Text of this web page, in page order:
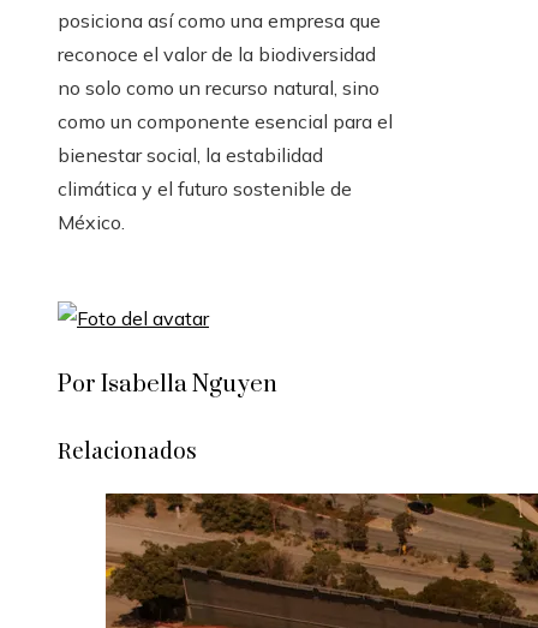
posiciona así como una empresa que
reconoce el valor de la biodiversidad
no solo como un recurso natural, sino
como un componente esencial para el
bienestar social, la estabilidad
climática y el futuro sostenible de
México.
Por Isabella Nguyen
Relacionados